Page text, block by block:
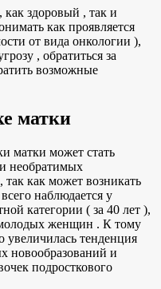
как здоровый , так и
как проявляется
от вида онкологии ),
, обратиться за
возможные
матки
матки может стать
необратимых
как может возникать
наблюдается у
категории ( за 40 лет ),
женщин . К тому
увеличилась тенденция
новообразований и
подросткового